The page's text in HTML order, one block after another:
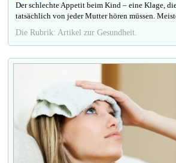
Der schlechte Appetit beim Kind – eine Klage,
tatsächlich von jeder Mutter hören müssen.
Die Rubrik: Artikel zur Gesundheit.